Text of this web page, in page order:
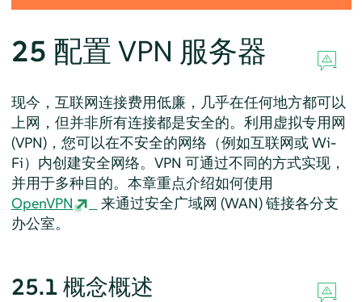
25 配置 VPN 服务器
现今，互联网连接费用低廉，几乎在任何地方都可以
上网，但并非所有连接都是安全的。利用虚拟专用网
(VPN)，您可以在不安全的网络（例如互联网或 Wi-
Fi）内创建安全网络。VPN 可通过不同的方式实现，
并用于多种目的。本章重点介绍如何使用
OpenVPN
来通过安全广域网 (WAN) 链接各分支
办公室。
25.1 概念概述